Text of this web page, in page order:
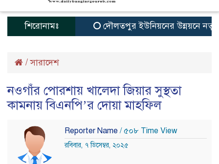
শিরোনামঃ দৌলতপুর ইউনিয়নের উন্নয়নে নতুন
/সারাদেশ
নওগাঁর পোরশায় খালেদা জিয়ার সুস্থতা
কামনায় বিএনপি’র দোয়া মাহফিল
Reporter Name / ৫০৮ Time View
রবিবার, ৭ ডিসেম্বর, ২০২৫